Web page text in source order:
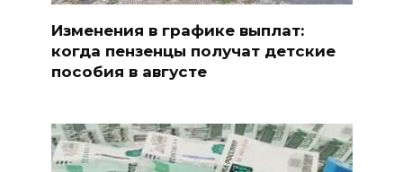
Изменения в графике выплат:
когда пензенцы получат детские
пособия в августе